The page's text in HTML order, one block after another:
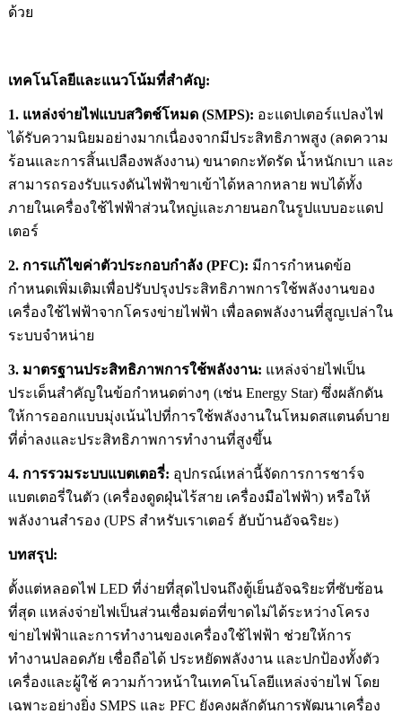
ด้วย
เทคโนโลยีและแนวโน้มที่สำคัญ:
1. แหล่งจ่ายไฟแบบสวิตช์โหมด (SMPS): อะแดปเตอร์แปลงไฟ
ได้รับความนิยมอย่างมากเนื่องจากมีประสิทธิภาพสูง (ลดความ
ร้อนและการสิ้นเปลืองพลังงาน) ขนาดกะทัดรัด น้ำหนักเบา และ
สามารถรองรับแรงดันไฟฟ้าขาเข้าได้หลากหลาย พบได้ทั้ง
ภายในเครื่องใช้ไฟฟ้าส่วนใหญ่และภายนอกในรูปแบบอะแดป
เตอร์
2. การแก้ไขค่าตัวประกอบกำลัง (PFC): มีการกำหนดข้อ
กำหนดเพิ่มเติมเพื่อปรับปรุงประสิทธิภาพการใช้พลังงานของ
เครื่องใช้ไฟฟ้าจากโครงข่ายไฟฟ้า เพื่อลดพลังงานที่สูญเปล่าใน
ระบบจำหน่าย
3. มาตรฐานประสิทธิภาพการใช้พลังงาน: แหล่งจ่ายไฟเป็น
ประเด็นสำคัญในข้อกำหนดต่างๆ (เช่น Energy Star) ซึ่งผลักดัน
ให้การออกแบบมุ่งเน้นไปที่การใช้พลังงานในโหมดสแตนด์บาย
ที่ต่ำลงและประสิทธิภาพการทำงานที่สูงขึ้น
4. การรวมระบบแบตเตอรี่: อุปกรณ์เหล่านี้จัดการการชาร์จ
แบตเตอรี่ในตัว (เครื่องดูดฝุ่นไร้สาย เครื่องมือไฟฟ้า) หรือให้
พลังงานสำรอง (UPS สำหรับเราเตอร์ ฮับบ้านอัจฉริยะ)
บทสรุป:
ตั้งแต่หลอดไฟ LED ที่ง่ายที่สุดไปจนถึงตู้เย็นอัจฉริยะที่ซับซ้อน
ที่สุด แหล่งจ่ายไฟเป็นส่วนเชื่อมต่อที่ขาดไม่ได้ระหว่างโครง
ข่ายไฟฟ้าและการทำงานของเครื่องใช้ไฟฟ้า ช่วยให้การ
ทำงานปลอดภัย เชื่อถือได้ ประหยัดพลังงาน และปกป้องทั้งตัว
เครื่องและผู้ใช้ ความก้าวหน้าในเทคโนโลยีแหล่งจ่ายไฟ โดย
เฉพาะอย่างยิ่ง SMPS และ PFC ยังคงผลักดันการพัฒนาเครื่อง